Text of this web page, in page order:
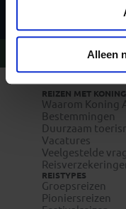
Alleen
REIZEN MET
Waarom Koning
Bestemmingen
Duurzaam
Vacatures
Veelgestelde
REISTYPES
Groepsreizen
Pioniersreizen